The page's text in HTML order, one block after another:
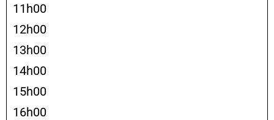
11h00
12h00
13h00
14h00
15h00
16h00